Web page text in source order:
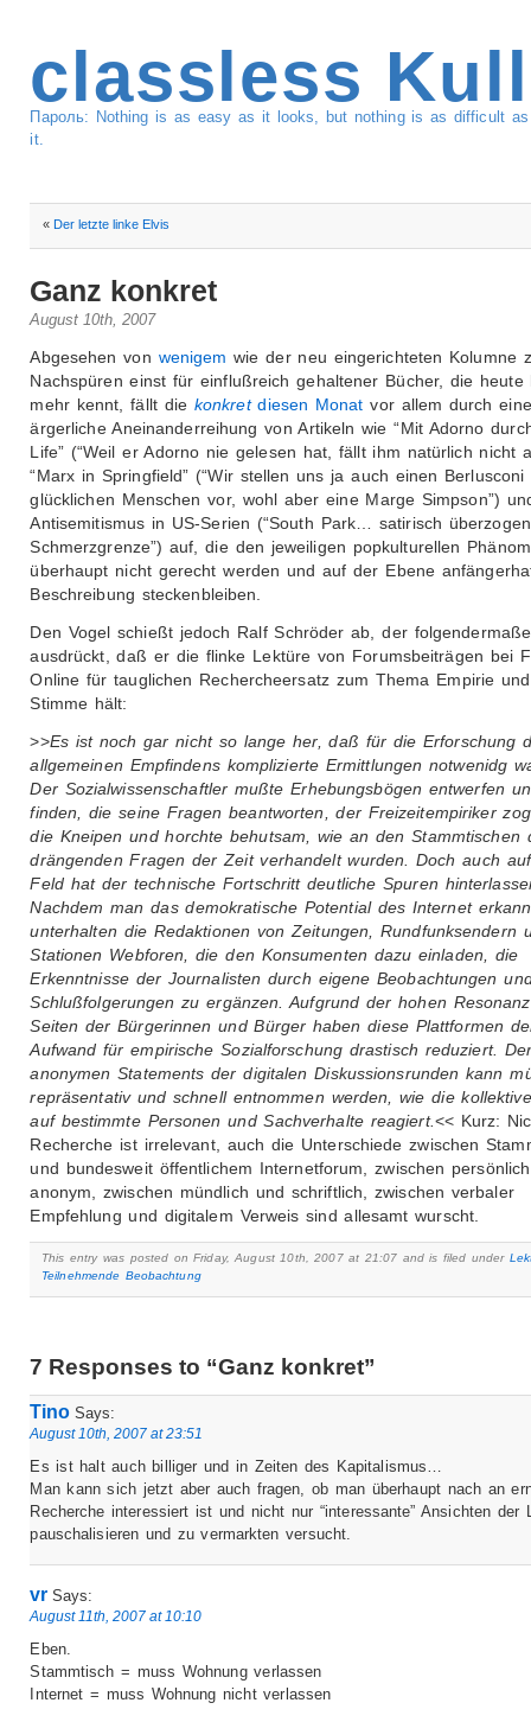
classless
Пароль: Nothing is as easy as it looks, but nothing is as difficult
it.
«Der letzte linke Elvis
Ganz konkret
August 10th, 2007
Abgesehen von wenigem wie der neu eingerichteten Kolumne
Nachspüren einst für einflußreich gehaltener Bücher, die heute
mehr kennt, fällt die konkretdiesen Monat vor allem durch eine
ärgerliche Aneinanderreihung von Artikeln wie “Mit Adorno
Life” (“Weil er Adorno nie gelesen hat, fällt ihm natürlich nicht
“Marx in Springfield” (“Wir stellen uns ja auch einen
glücklichen Menschen vor, wohl aber eine Marge Simpson”)
Antisemitismus in US-Serien (“South Park… satirisch
Schmerzgrenze”) auf, die den jeweiligen popkulturellen
überhaupt nicht gerecht werden und auf der Ebene
Beschreibung steckenbleiben.
Den Vogel schießt jedoch Ralf Schröder ab, der
ausdrückt, daß er die flinke Lektüre von Forumsbeiträgen bei
Online für tauglichen Rechercheersatz zum Thema Empirie
Stimme hält:
>>Es ist noch gar nicht so lange her, daß für die Erforschung
allgemeinen Empfindens komplizierte Ermittlungen notwenidg
Der Sozialwissenschaftler mußte Erhebungsbögen entwerfen
finden, die seine Fragen beantworten, der Freizeitempiriker
die Kneipen und horchte behutsam, wie an den Stammtischen
drängenden Fragen der Zeit verhandelt wurden. Doch auch
Feld hat der technische Fortschritt deutliche Spuren
Nachdem man das demokratische Potential des Internet
unterhalten die Redaktionen von Zeitungen, Rundfunksendern
Stationen Webforen, die den Konsumenten dazu einladen, die
Erkenntnisse der Journalisten durch eigene Beobachtungen
Schlußfolgerungen zu ergänzen. Aufgrund der hohen
Seiten der Bürgerinnen und Bürger haben diese Plattformen
Aufwand für empirische Sozialforschung drastisch reduziert.
anonymen Statements der digitalen Diskussionsrunden kann
repräsentativ und schnell entnommen werden, wie die
auf bestimmte Personen und Sachverhalte reagiert.<< Kurz:
Recherche ist irrelevant, auch die Unterschiede zwischen
und bundesweit öffentlichem Internetforum, zwischen
anonym, zwischen mündlich und schriftlich, zwischen verbaler
Empfehlung und digitalem Verweis sind allesamt wurscht.
This entry was posted on Friday, August 10th, 2007 at 21:07 and is filed under
Teilnehmende Beobachtung
7 Responses to “Ganz konkret”
Tino Says:
August 10th, 2007 at 23:51
Es ist halt auch billiger und in Zeiten des Kapitalismus…
Man kann sich jetzt aber auch fragen, ob man überhaupt nach an
Recherche interessiert ist und nicht nur “interessante” Ansichten der
pauschalisieren und zu vermarkten versucht.
vr Says:
August 11th, 2007 at 10:10
Eben.
Stammtisch = muss Wohnung verlassen
Internet = muss Wohnung nicht verlassen